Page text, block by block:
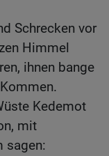
Schrecken vor
Himmel
ihnen bange
Kedemot
mit
sagen: